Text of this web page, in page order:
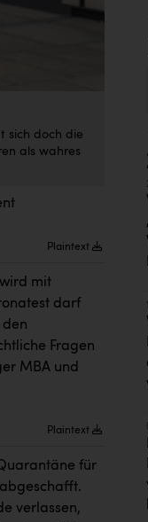
sich doch die
als wahres
Plaintext
mit
darf
den
Fragen
MBA und
Plaintext
für
verlassen,